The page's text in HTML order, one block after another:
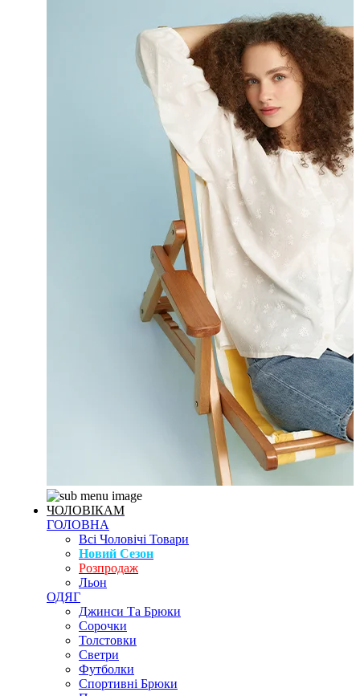
ЧОЛОВІКАМ
ГОЛОВНА
Всі Чоловічі Товари
Новий Сезон
Розпродаж
Льон
ОДЯГ
Джинси Та Брюки
Сорочки
Толстовки
Светри
Футболки
Спортивні Брюки